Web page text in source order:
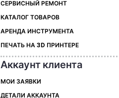
СЕРВИСНЫЙ РЕМОНТ
КАТАЛОГ ТОВАРОВ
АРЕНДА ИНСТРУМЕНТА
ПЕЧАТЬ НА 3D ПРИНТЕРЕ
Аккаунт клиента
МОИ ЗАЯВКИ
ДЕТАЛИ АККАУНТА